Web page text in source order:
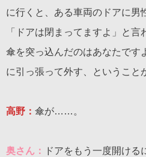
に行くと、ある車両のドアに男
「ドアは閉まってますよ」と
傘を突っ込んだのはあなたです
に引っ張って外す、ということ
高野： 傘が……。
奥さん：
ドアをもう一度開ける